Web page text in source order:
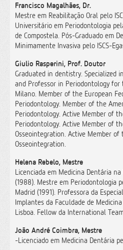
Francisco Magalhães, Dr.
Mestre em Reabilitação Oral pelo
Universitário em Periodontologia
de Compostela. Pós-Graduado em
Minimamente Invasiva pelo ISCS-
Giulio Rasperini, Prof. Doutor
Graduated in dentistry. Specialized
and Professor in Periodontology
Milano. Member of the European
Periodontology. Member of the
Periodontology. Active Member of
Periodontology. Active Member of
Osseointegration. Active Member of
Osseointegration.
Helena Rebelo, Mestre
Licenciada em Medicina Dentária
(1988). Mestre em Periodontologia
Madrid (1991). Professora da
Implantes da Faculdade de
Lisboa. Fellow da International
João André Coimbra, Mestre
-Licenciado em Medicina Dentária